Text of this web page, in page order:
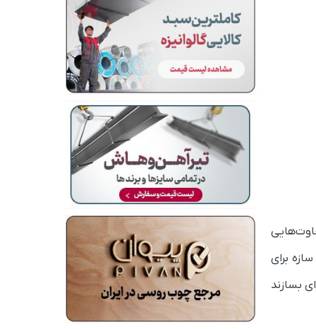
برای
بسازند